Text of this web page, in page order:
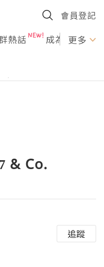
會員登記
熱話 成為U更多
& Co.
追蹤